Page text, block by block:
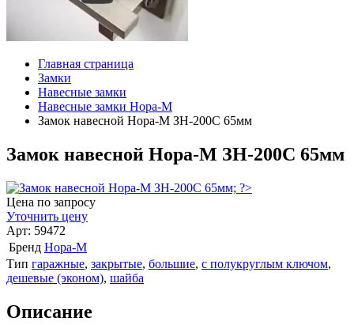
Главная страница
Замки
Навесные замки
Навесные замки Нора-М
Замок навесной Нора-М ЗН-200C 65мм
Замок навесной Нора-М ЗН-200C 65мм
Цена по запросу
Уточнить цену
Арт: 59472
Бренд Нора-М
Тип гаражные, закрытые, большие, с полукруглым ключом,
дешевые (эконом), шайба
Описание